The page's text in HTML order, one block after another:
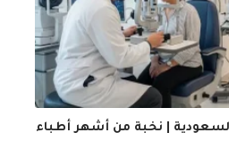
| نخبة من أشهر أطباء